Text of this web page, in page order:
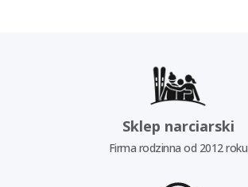
Sklep narciarski
Firma rodzinna od 2012 roku